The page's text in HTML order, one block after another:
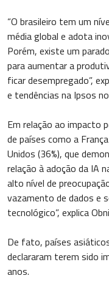
“O brasileiro tem um
média global e adota
Porém, existe um
para aumentar a
ficar desempregado”,
e tendências na Ipsos
Em relação ao impacto
de países como a
Unidos (36%), que
relação à adoção da IA
alto nível de
vazamento de dados e
tecnológico”, explica
De fato, países
declararam terem sido
anos.